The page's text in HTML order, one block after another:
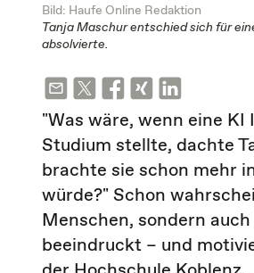
Bild: Haufe Online Redaktion
Tanja Maschur entschied sich für
absolvierte.
"Was wäre, wenn eine
Studium stellte, dachte
brachte sie schon mehr
würde?" Schon
Menschen, sondern
beeindruckt – und